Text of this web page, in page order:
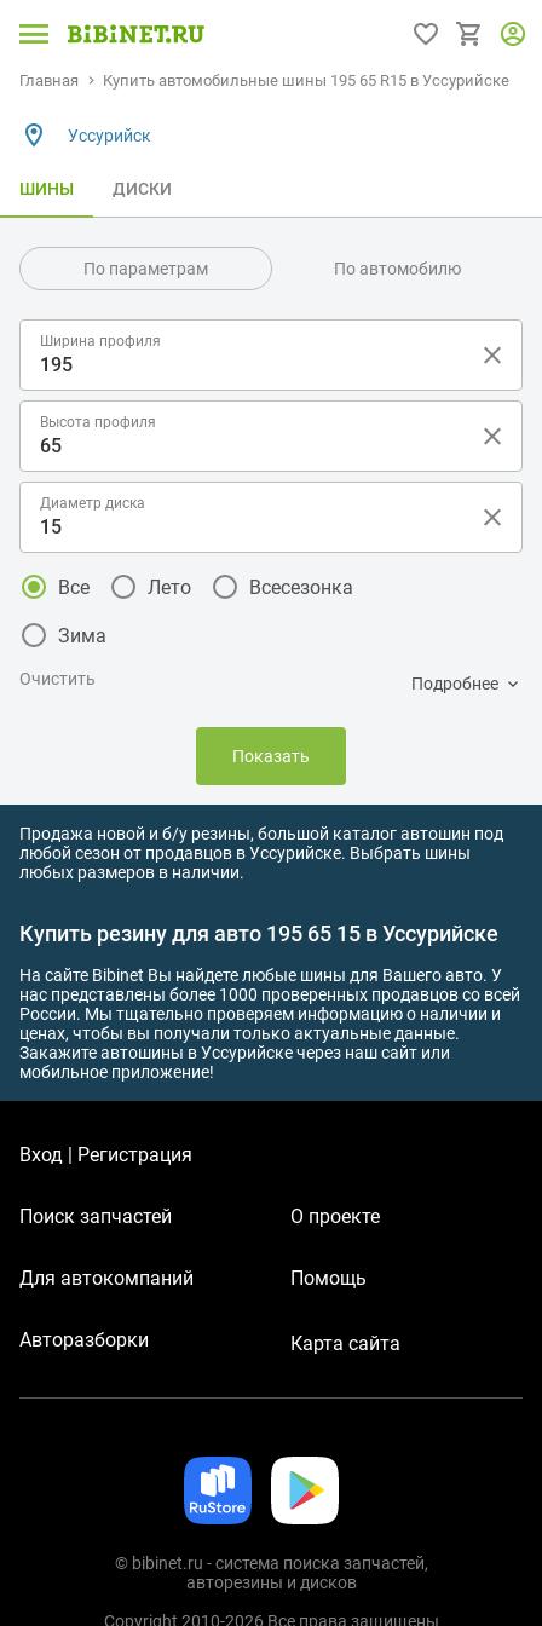
Главная Купить автомобильные шины 195 65 R15 в Уссурийске
Уссурийск
ШИНЫ ДИСКИ
По параметрам По автомобилю
Ширина профиля
Высота профиля
Диаметр диска
Все Лето Всесезонка
Зима
Очистить Подробнее
Показать
Продажа новой и б/у резины, большой каталог автошин под
любой сезон от продавцов в Уссурийске. Выбрать шины
любых размеров в наличии.
Купить резину для авто 195 65 15 в Уссурийске
На сайте Bibinet Вы найдете любые шины для Вашего авто. У
нас представлены более 1000 проверенных продавцов со всей
России. Мы тщательно проверяем информацию о наличии и
ценах, чтобы вы получали только актуальные данные.
Закажите автошины в Уссурийске через наш сайт или
мобильное приложение!
Вход | Регистрация
Поиск запчастей
Для автокомпаний
Авторазборки
О проекте
Помощь
Карта сайта
© bibinet.ru - система поиска запчастей,
авторезины и дисков
Copyright 2010-2026 Все права защищены